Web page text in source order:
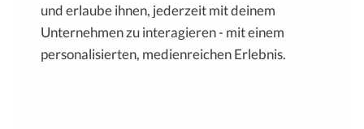
und erlaube ihnen, jederzeit mit deinem
Unternehmen zu interagieren - mit einem
personalisierten, medienreichen Erlebnis.